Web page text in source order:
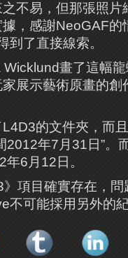
不易，但那張照
，感謝NeoGAF的
到了直接線索。
畫了這幅
展示藝術原畫的
的文件夾，而
2012年7月31日”。
年6月12日。
項目確實存在，
不可能採用另外的